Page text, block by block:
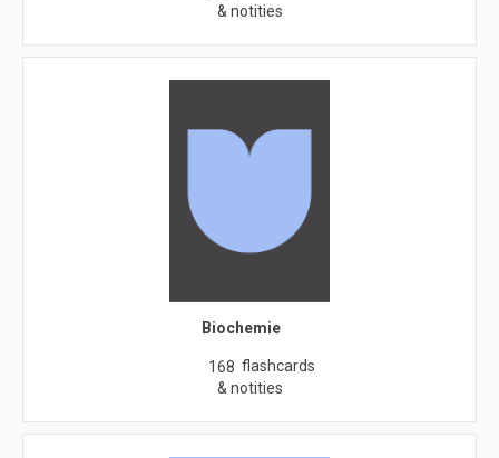
& notities
Biochemie
168 flashcards
& notities